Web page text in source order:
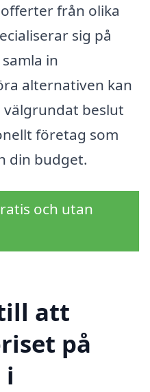
från olika
sig på
in
alternativen kan
beslut
företag som
din budget.
och utan
att
på
i